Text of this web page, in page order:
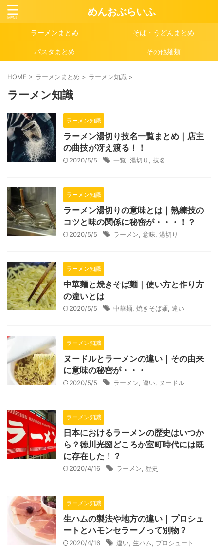
めんおぶらいふ
ラーメンまとめ そば・うどんまとめ
パスタまとめ その他麺類
HOME > ラーメンまとめ > ラーメン知識 >
ラーメン知識
ラーメン知識
ラーメン湯切り技名一覧まとめ｜店主
の曲技が冴え渡る！！
2020/5/5 一覧 湯切り 技名
ラーメン知識
ラーメン湯切りの意味とは｜熟練技の
コツと味の関係に秘密が・・・！？
2020/5/5 ラーメン 意味 湯切り
ラーメン知識
中華麺と焼きそば麺｜使い方と作り方
の違いとは
2020/5/5 中華麺 焼きそば麺 違い
ラーメン知識
ヌードルとラーメンの違い｜その由来
に意味の秘密が・・・
2020/5/5 ラーメン 違い ヌードル
ラーメン知識
日本におけるラーメンの歴史はいつか
ら？徳川光圀どころか室町時代には既
に存在した！？
2020/4/16 ラーメン 歴史
ラーメン知識
生ハムの製法や地方の違い｜プロシュ
ートとハモンセラーノって別物？
2020/4/16 違い 生ハム プロシュート